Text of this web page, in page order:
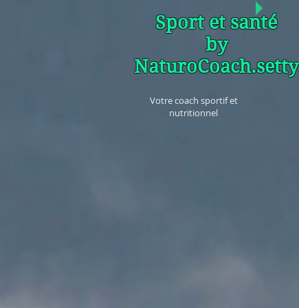
Sport et santé
by
NaturoCoach.setty
Votre coach sportif et
nutritionnel